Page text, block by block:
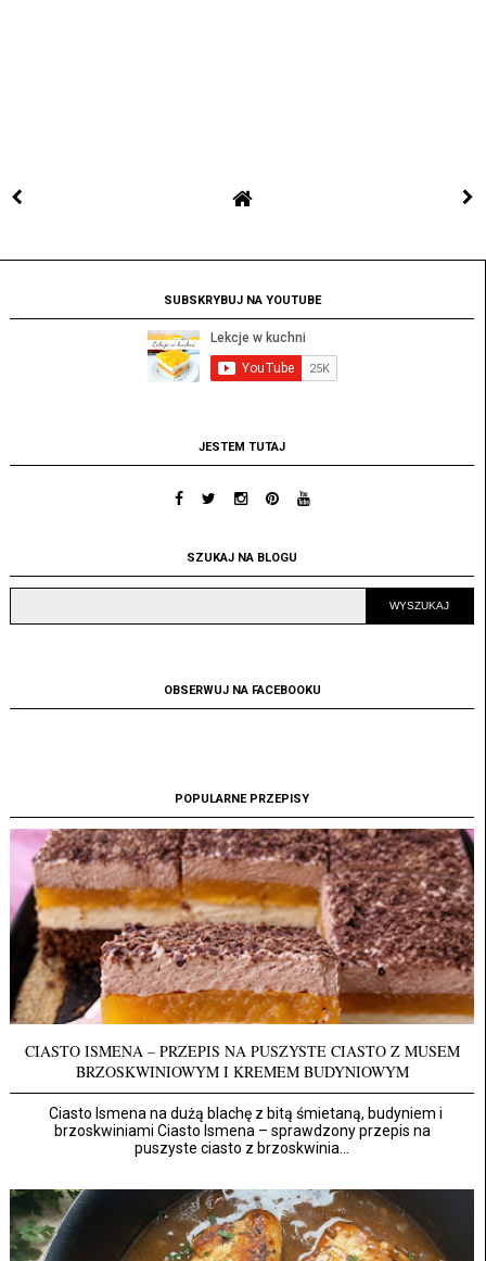
SUBSKRYBUJ NA YOUTUBE
JESTEM TUTAJ
SZUKAJ NA BLOGU
OBSERWUJ NA FACEBOOKU
POPULARNE PRZEPISY
CIASTO ISMENA – PRZEPIS NA PUSZYSTE CIASTO Z MUSEM
BRZOSKWINIOWYM I KREMEM BUDYNIOWYM
Ciasto Ismena na dużą blachę z bitą śmietaną, budyniem i
brzoskwiniami Ciasto Ismena – sprawdzony przepis na
puszyste ciasto z brzoskwinia...